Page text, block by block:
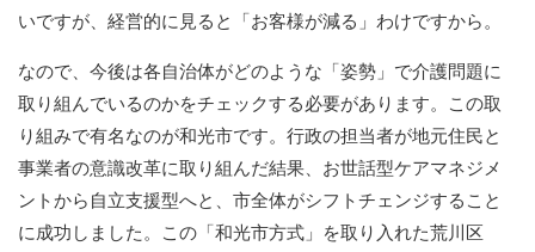
いですが、経営的に見ると「お客様が減る」わけですから。
なので、今後は各自治体がどのような「姿勢」で介護問題に
取り組んでいるのかをチェックする必要があります。この取
り組みで有名なのが和光市です。行政の担当者が地元住民と
事業者の意識改革に取り組んだ結果、お世話型ケアマネジメ
ントから自立支援型へと、市全体がシフトチェンジすること
に成功しました。この「和光市方式」を取り入れた荒川区